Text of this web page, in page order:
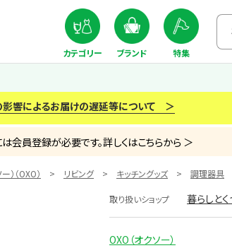
カテゴリー ブランド 特集
影響によるお届けの遅延等について ＞
会員登録が必要です。詳しくはこちらから ＞
）（OXO） リビング キッチングッズ 調理器具
取り扱いショップ 暮らしと
OXO（オクソー）